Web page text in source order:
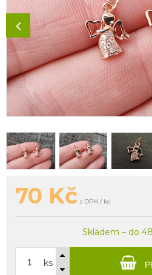
70 Kč s DPH / ks
Skladem – do
ks